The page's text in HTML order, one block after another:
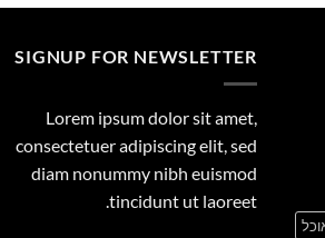
SIGNUP FOR NEWSLETTER
Lorem ipsum dolor sit amet,
consectetuer adipiscing elit, sed
diam nonummy nibh euismod
tincidunt ut laoreet.